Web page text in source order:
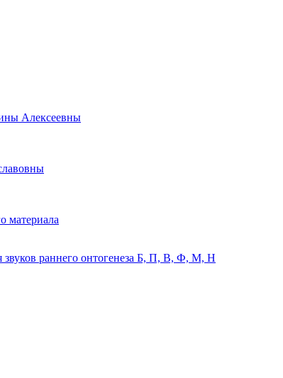
Алексеевны
материала
раннего онтогенеза Б, П, В, Ф, М, Н